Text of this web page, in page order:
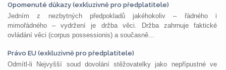
Opomenuté důkazy (exkluzivně pro předplatitele)
Jedním z nezbytných předpokladů jakéhokoliv – řádného i
mimořádného – vydržení je držba věci. Držba zahrnuje faktické
ovládání věci (corpus possessionis) a současně...
Právo EU (exkluzivně pro předplatitele)
Odmítl-li Nejvyšší soud dovolání stěžovatelky jako nepřípustné ve